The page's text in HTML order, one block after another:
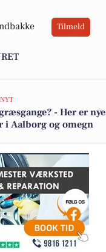
Tilmeld
- Her er nye
i Aalborg og omegn